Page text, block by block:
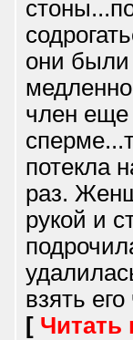
они были
член еще
потекла
раз.
рукой и
взять
[ Читать